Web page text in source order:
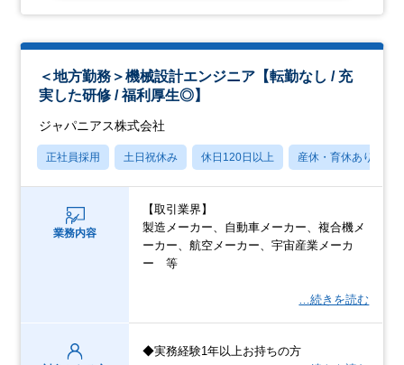
＜地方勤務＞機械設計エンジニア【転勤なし / 充
実した研修 / 福利厚生◎】
ジャパニアス株式会社
正社員採用 土日祝休み 休日120日以上 産休・育休あり
業務内容
【取引業界】
製造メーカー、自動車メーカー、複合機メ
ーカー、航空メーカー、宇宙産業メーカ
ー 等
…続きを読む
◆実務経験1年以上お持ちの方